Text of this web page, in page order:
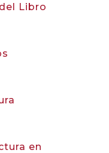
Libro
en